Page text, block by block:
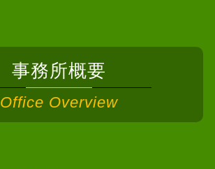
事務所概要
Office Overview